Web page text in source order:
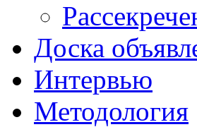
Доска
Интервью
Методология